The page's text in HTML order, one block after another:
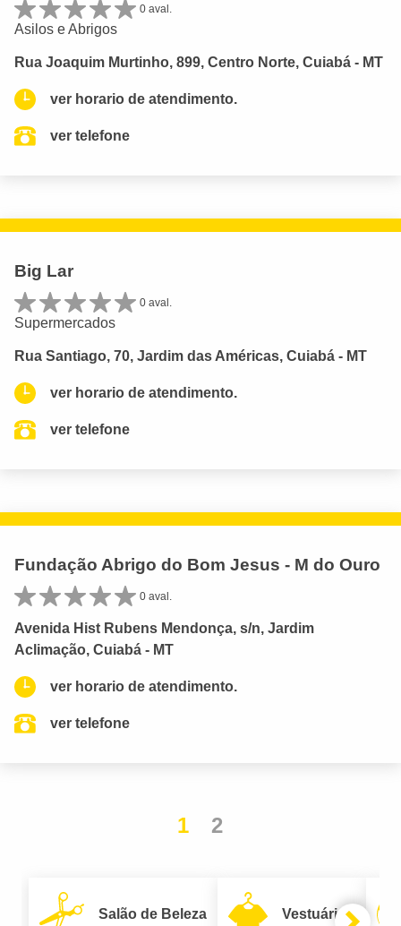
0 aval.
Asilos e Abrigos
Rua Joaquim Murtinho, 899, Centro Norte, Cuiabá - MT
ver horario de atendimento.
ver telefone
Big Lar
0 aval.
Supermercados
Rua Santiago, 70, Jardim das Américas, Cuiabá - MT
ver horario de atendimento.
ver telefone
Fundação Abrigo do Bom Jesus - M do Ouro
0 aval.
Avenida Hist Rubens Mendonça, s/n, Jardim
Aclimação, Cuiabá - MT
ver horario de atendimento.
ver telefone
1 2
Salão de Beleza Vestuário